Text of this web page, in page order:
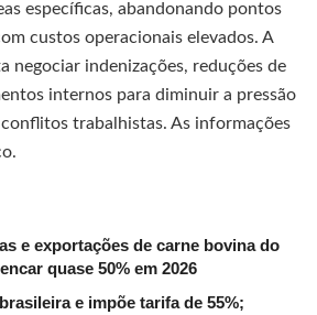
específicas, abandonando pontos
custos operacionais elevados. A
negociar indenizações, reduções de
internos para diminuir a pressão
trabalhistas. As informações
e exportações de carne bovina do
quase 50% em 2026
e impõe tarifa de 55%;